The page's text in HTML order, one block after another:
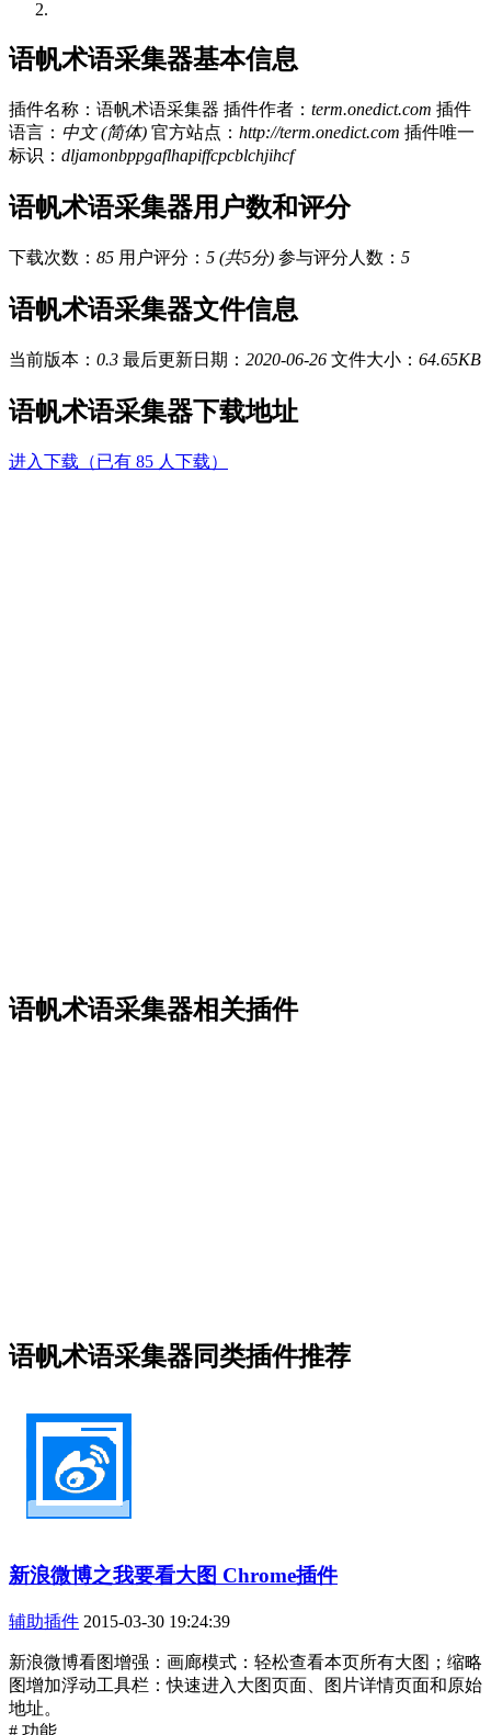
语帆术语采集器基本信息
插件名称：语帆术语采集器 插件作者： term.onedict.com 插件
语言： 中文 (简体) 官方站点： http://term.onedict.com 插件唯一
标识： dljamonbppgaflhapiffcpcblchjihcf
语帆术语采集器用户数和评分
下载次数： 85 用户评分： 5 (共5分) 参与评分人数： 5
语帆术语采集器文件信息
当前版本： 0.3 最后更新日期： 2020-06-26 文件大小： 64.65KB
语帆术语采集器下载地址
进入下载（已有 85 人下载）
语帆术语采集器相关插件
语帆术语采集器同类插件推荐
新浪微博之我要看大图 Chrome插件
辅助插件 2015-03-30 19:24:39
新浪微博看图增强：画廊模式：轻松查看本页所有大图；缩略
图增加浮动工具栏：快速进入大图页面、图片详情页面和原始
地址。
# 功能